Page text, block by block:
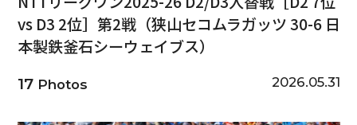
vs D3 2位］第2戦（狭山セコムラガッツ 30-6 日
本製鉄釜石シーウェイブス）
17Photos 2026.05.31